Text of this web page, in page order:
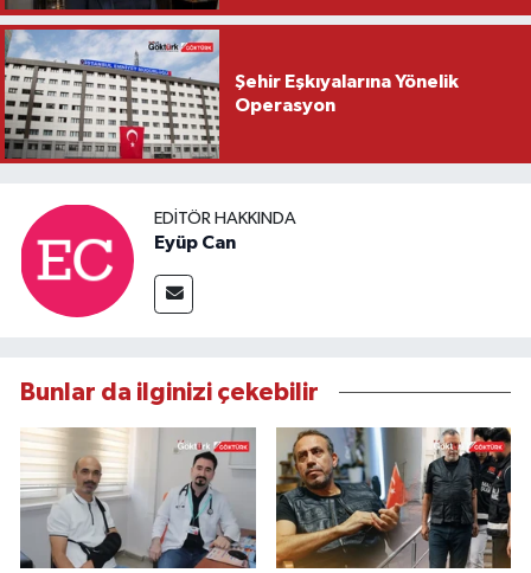
Şehir Eşkıyalarına Yönelik
Operasyon
EDITÖR HAKKINDA
Eyüp Can
Bunlar da ilginizi çekebilir